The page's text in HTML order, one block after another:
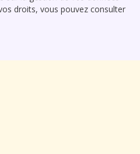
droits, vous pouvez consulter